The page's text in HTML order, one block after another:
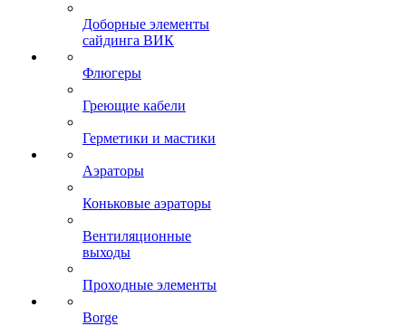
Доборные элементы
сайдинга ВИК
Флюгеры
Греющие кабели
Герметики и мастики
Аэраторы
Коньковые аэраторы
Вентиляционные
выходы
Проходные элементы
Borge